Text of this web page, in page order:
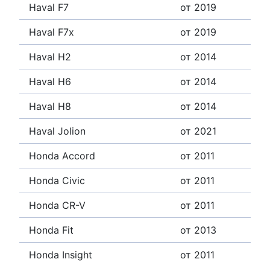
Haval F7 от 2019
Haval F7x от 2019
Haval H2 от 2014
Haval H6 от 2014
Haval H8 от 2014
Haval Jolion от 2021
Honda Accord от 2011
Honda Civic от 2011
Honda CR-V от 2011
Honda Fit от 2013
Honda Insight от 2011